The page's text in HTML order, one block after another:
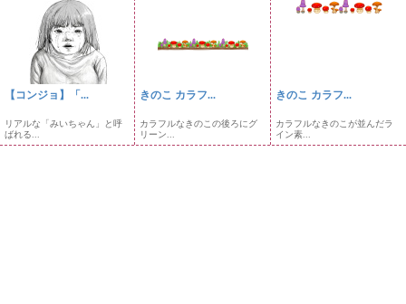
【コンジョ】「...
リアルな「みいちゃん」と呼
ばれる...
きのこ カラフ...
カラフルなきのこの後ろにグ
リーン...
きのこ カラフ...
カラフルなきのこが並んだラ
イン素...